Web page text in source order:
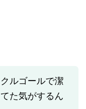
ルゴールで潔
た気がするん